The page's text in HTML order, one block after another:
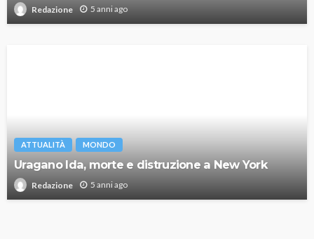
Redazione 5 anni ago
ATTUALITÀ MONDO
Uragano Ida, morte e distruzione a New York
Redazione 5 anni ago